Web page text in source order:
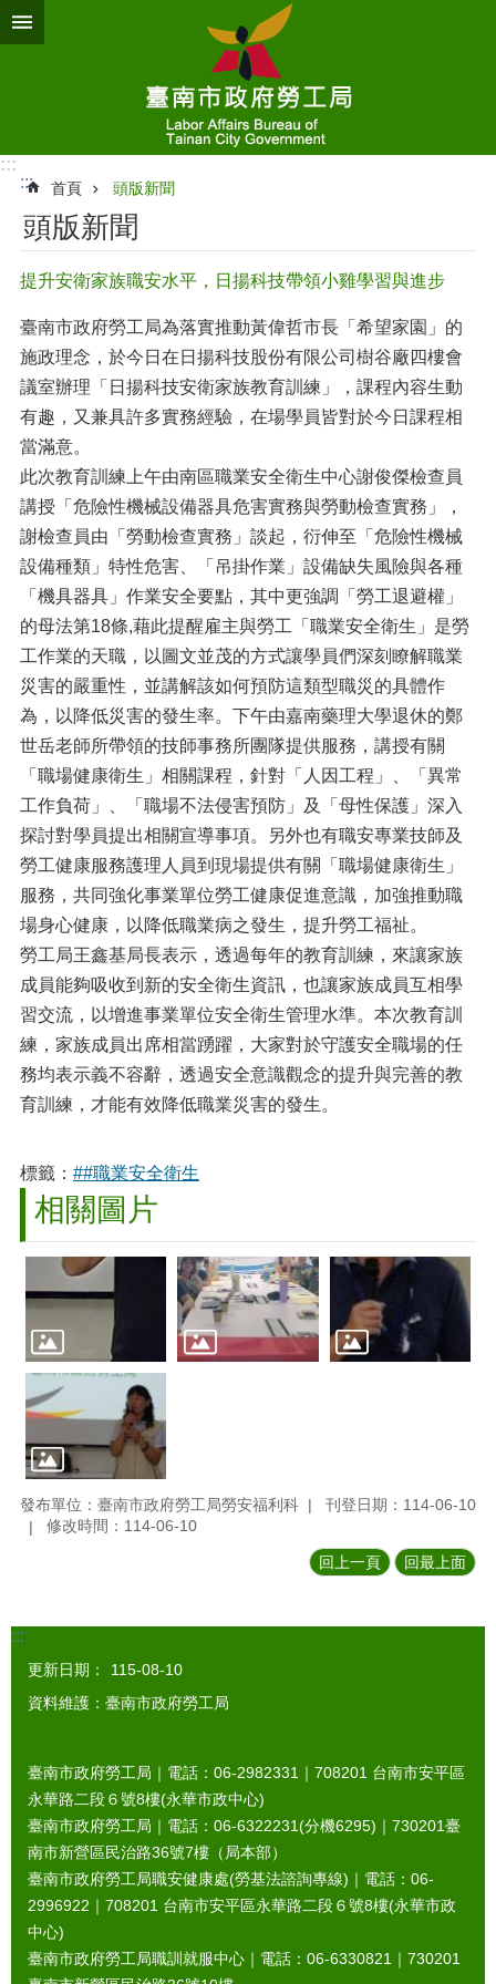
跳到主要內容區塊
:::
:::
首頁 頭版新聞
頭版新聞
提升安衛家族職安水平，日揚科技帶領小雞學習與進步
臺南市政府勞工局為落實推動黃偉哲市長「希望家園」的
施政理念，於今日在日揚科技股份有限公司樹谷廠四樓會
議室辦理「日揚科技安衛家族教育訓練」，課程內容生動
有趣，又兼具許多實務經驗，在場學員皆對於今日課程相
當滿意。
此次教育訓練上午由南區職業安全衛生中心謝俊傑檢查員
講授「危險性機械設備器具危害實務與勞動檢查實務」，
謝檢查員由「勞動檢查實務」談起，衍伸至「危險性機械
設備種類」特性危害、「吊掛作業」設備缺失風險與各種
「機具器具」作業安全要點，其中更強調「勞工退避權」
的母法第18條,藉此提醒雇主與勞工「職業安全衛生」是勞
工作業的天職，以圖文並茂的方式讓學員們深刻瞭解職業
災害的嚴重性，並講解該如何預防這類型職災的具體作
為，以降低災害的發生率。下午由嘉南藥理大學退休的鄭
世岳老師所帶領的技師事務所團隊提供服務，講授有關
「職場健康衛生」相關課程，針對「人因工程」、「異常
工作負荷」、「職場不法侵害預防」及「母性保護」深入
探討對學員提出相關宣導事項。另外也有職安專業技師及
勞工健康服務護理人員到現場提供有關「職場健康衛生」
服務，共同強化事業單位勞工健康促進意識，加強推動職
場身心健康，以降低職業病之發生，提升勞工福祉。
勞工局王鑫基局長表示，透過每年的教育訓練，來讓家族
成員能夠吸收到新的安全衛生資訊，也讓家族成員互相學
習交流，以增進事業單位安全衛生管理水準。本次教育訓
練，家族成員出席相當踴躍，大家對於守護安全職場的任
務均表示義不容辭，透過安全意識觀念的提升與完善的教
育訓練，才能有效降低職業災害的發生。
標籤： ##職業安全衛生
相關圖片
發布單位：臺南市政府勞工局勞安福利科
刊登日期：114-06-10
修改時間：114-06-10
回上一頁 回最上面
:::
更新日期：
115-08-10
資料維護：臺南市政府勞工局
臺南市政府勞工局｜電話：06-2982331｜ 708201 台南市安平區
永華路二段６號8樓(永華市政中心)
臺南市政府勞工局｜電話：06-6322231(分機6295)｜ 730201臺
南市新營區民治路36號7樓（局本部）
臺南市政府勞工局職安健康處(勞基法諮詢專線)｜電話：06-
2996922｜ 708201 台南市安平區永華路二段６號8樓(永華市政
中心)
臺南市政府勞工局職訓就服中心｜電話：06-6330821｜ 730201